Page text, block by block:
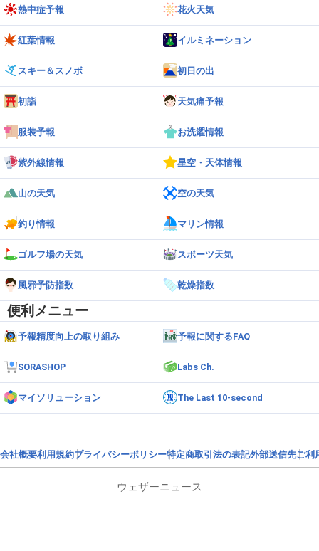
熱中症予報 花火天気
紅葉情報 イルミネーション
スキー＆スノボ 初日の出
初詣 天気痛予報
服装予報 お洗濯情報
紫外線情報 星空・天体情報
山の天気 空の天気
釣り情報 マリン情報
ゴルフ場の天気 スポーツ天気
風邪予防指数 乾燥指数
便利メニュー
予報精度向上の取り組み 予報に関するFAQ
SORASHOP Labs Ch.
マイソリューション The Last 10-second
会社概要利用規約プライバシーポリシー特定商取引法の表記外部送信先ご利
ウェザーニュース